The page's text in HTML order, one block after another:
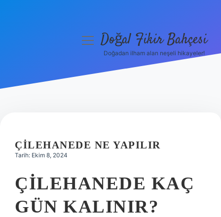
Hakkımızda
menüyüDoğal Fikir Bahçesi
Doğadan ilham alan neşeli hikayeler!
ÇILEHANEDE NE YAPILIR
Tarih: Ekim 8, 2024
ÇILEHANEDE KAÇ
GÜN KALINIR?